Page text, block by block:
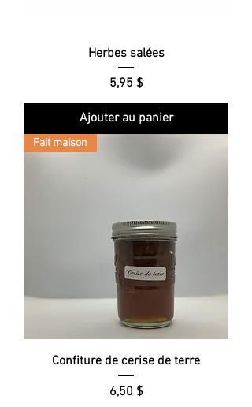
Herbes salées
Prix
5,95 $
Ajouter au panier
Fait maison
Confiture de cerise de terre
Prix
6,50 $